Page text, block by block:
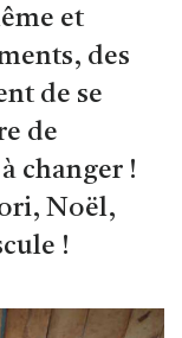
et
des
de se
de
changer !
Noël,
!